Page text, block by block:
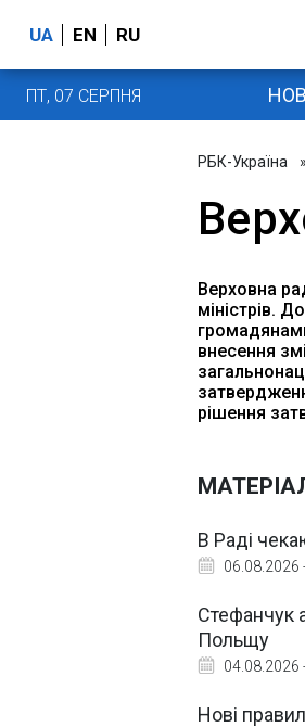
UA EN RU
ПТ, 07 СЕРПНЯ
РБК-Україна »
Верховна
міністрів.
внесення
рішення
В Раді
06.08.2026
Стефанчук
Польщу
04.08.2026
Нові